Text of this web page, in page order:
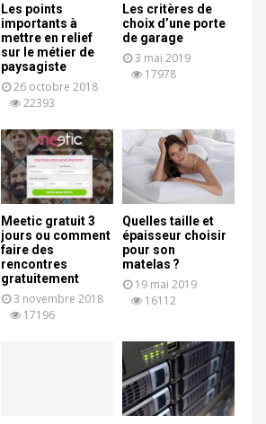
Les points
importants à
mettre en relief
sur le métier de
paysagiste
26 octobre 2018
22393
Les critères de
choix d’une porte
de garage
3 mai 2019
17978
Meetic gratuit 3
jours ou comment
faire des
rencontres
gratuitement
3 novembre 2018
17196
Quelles taille et
épaisseur choisir
pour son
matelas ?
19 mai 2019
16112